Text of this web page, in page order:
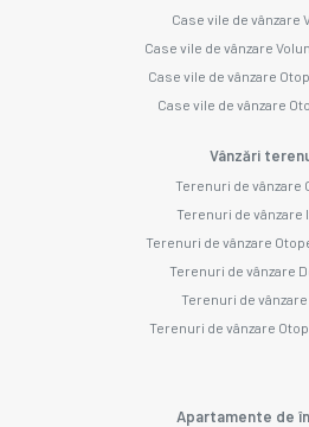
Case vile de vânzare
Case vile de vânzare
Case vile de vânzare
Case vile de vânzare
Vânzări
Terenuri de vânzare
Terenuri de vânzare
Terenuri de vânzare
Terenuri de vânzare
Terenuri de
Terenuri de vânzare
Apartamente de